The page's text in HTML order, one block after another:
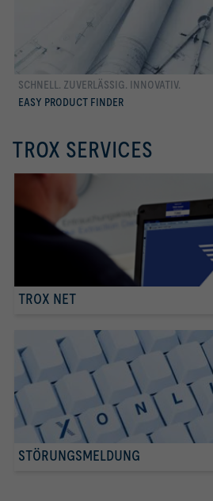
SCHNELL. ZUVERLÄSSIG. INNOVATIV.
EASY PRODUCT FINDER
mehr erfahren
TROX SERVICES
TROX NET
STÖRUNGSMELDUNG